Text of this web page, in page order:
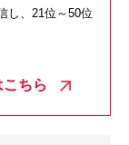
し、 21 位～50位
ちら